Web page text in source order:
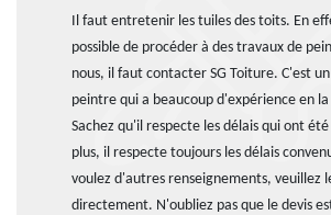
Il faut entretenir les tuiles des toits. En
possible de procéder à des travaux de
nous, il faut contacter SG Toiture. C'est
peintre qui a beaucoup d'expérience en
Sachez qu'il respecte les délais qui ont
plus, il respecte toujours les délais
voulez d'autres renseignements, veuillez
directement. N'oubliez pas que le devis